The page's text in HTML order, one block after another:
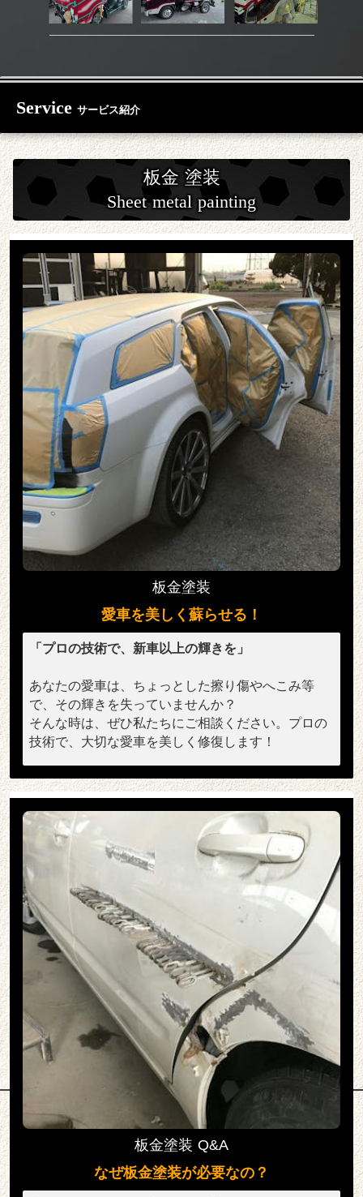
Service サービス紹介
板金 塗装
Sheet metal painting
板金塗装
愛車を美しく蘇らせる！
「プロの技術で、新車以上の輝きを」
あなたの愛車は、ちょっとした擦り傷やへこみ等
で、その輝きを失っていませんか？
そんな時は、ぜひ私たちにご相談ください。 プロの
技術で、大切な愛車を美しく修復します！
板金塗装 Q&A
なぜ板金塗装が必要なの？